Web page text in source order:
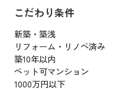
こだわり条件
新築・築浅
リフォーム・リノベ済み
築10年以内
ペット可マンション
1000万円以下